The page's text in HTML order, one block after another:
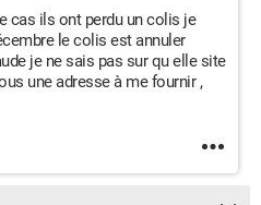
cas ils ont perdu un colis je
le colis est annuler
je ne sais pas sur qu elle site
une adresse à me fournir ,